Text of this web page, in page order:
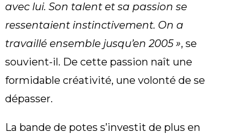
avec lui. Son talent et sa passion se
ressentaient instinctivement. On a
travaillé ensemble jusqu’en 2005 », se
souvient-il. De cette passion naît une
formidable créativité, une volonté de se
dépasser.
La bande de potes s’investit de plus en